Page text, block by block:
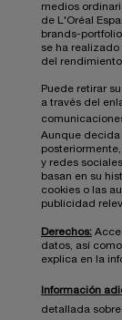
medios
de L'Oréal
brands-
se ha
del
Puede retirar
a través del
Aunque decida
y redes
basan en su
cookies o las
publicidad
Derechos:
datos, así
explica en la
Información
detallada